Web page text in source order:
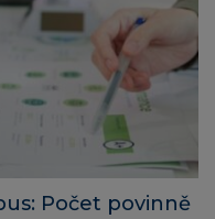
Počet povinně